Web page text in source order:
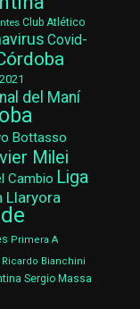
Club Atlético
Covid-
del Maní
Bottasso
Milei
Cambio Liga
Llaryora
Primera A
Ricardo Bianchini
Sergio Massa